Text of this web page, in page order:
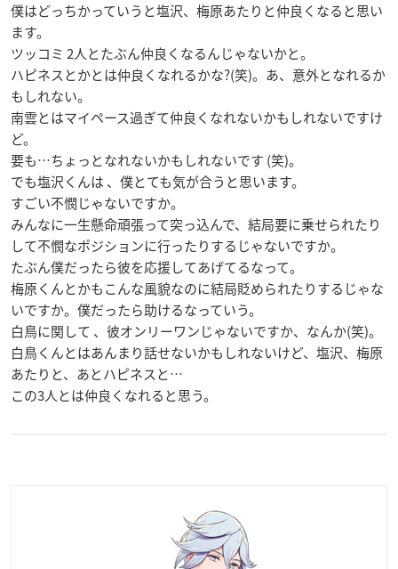
僕はどっちかっていうと塩沢、梅原あたりと仲良くなると思い
ます。
ツッコミ 2人とたぶん仲良くなるんじゃないかと。
ハピネスとかとは仲良くなれるかな?(笑)。あ、意外となれるか
もしれない。
南雲とはマイペース過ぎて仲良くなれないかもしれないですけ
ど。
要も…ちょっとなれないかもしれないです (笑)。
でも塩沢くんは 、僕とても気が合うと思います。
すごい不憫じゃないですか。
みんなに一生懸命頑張って突っ込んで、結局要に乗せられたり
して不憫なポジションに行ったりするじゃないですか。
たぶん僕だったら彼を応援してあげてるなって。
梅原くんとかもこんな風貌なのに結局貶められたりするじゃな
いですか。僕だったら助けるなっていう。
白鳥に関して 、彼オンリーワンじゃないですか、なんか(笑)。
白鳥くんとはあんまり話せないかもしれないけど、塩沢、梅原
あたりと、あとハピネスと…
この3人とは仲良くなれると思う。